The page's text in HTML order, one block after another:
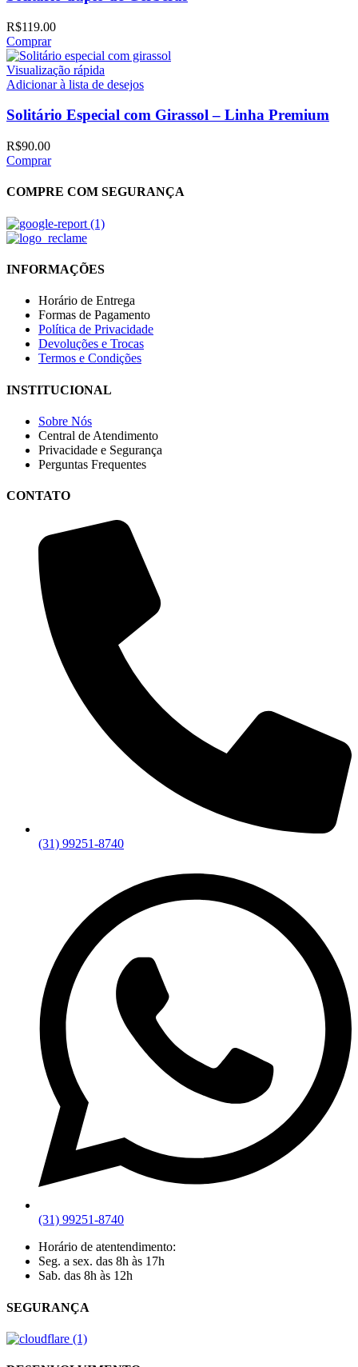
R$119.00
Comprar
Visualização rápida
Adicionar à lista de desejos
Solitário Especial com Girassol – Linha Premium
R$90.00
Comprar
COMPRE COM SEGURANÇA
INFORMAÇÕES
Horário de Entrega
Formas de Pagamento
Política de Privacidade
Devoluções e Trocas
Termos e Condições
INSTITUCIONAL
Sobre Nós
Central de Atendimento
Privacidade e Segurança
Perguntas Frequentes
CONTATO
(31) 99251-8740
(31) 99251-8740
Horário de atentendimento:
Seg. a sex. das 8h às 17h
Sab. das 8h às 12h
SEGURANÇA